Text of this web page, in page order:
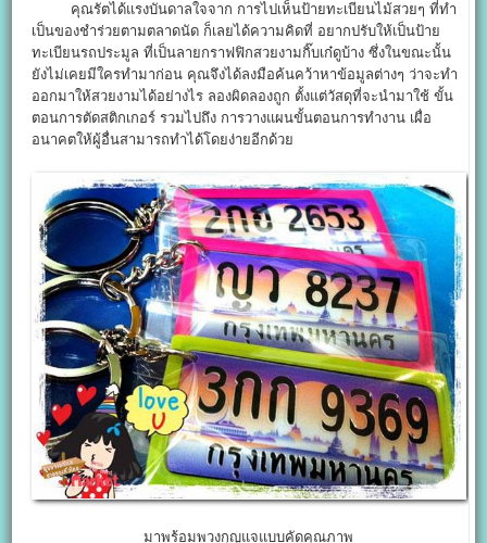
คุณรัตได้แรงบันดาลใจจาก การไปเห็นป้ายทะเบียนไม้สวยๆ ที่ทำ
เป็นของชำร่วยตามตลาดนัด ก็เลยได้ความคิดที่ อยากปรับให้เป็นป้าย
ทะเบียนรถประมูล ที่เป็นลายกราฟฟิกสวยงามกิ๊บเก๋ดูบ้าง ซึ่งในขณะนั้น
ยังไม่เคยมีใครทำมาก่อน คุณจึงได้ลงมือค้นคว้าหาข้อมูลต่างๆ ว่าจะทำ
ออกมาให้สวยงามได้อย่างไร ลองผิดลองถูก ตั้งแต่วัสดุที่จะนำมาใช้ ขั้น
ตอนการตัดสติกเกอร์ รวมไปถึง การวางแผนขั้นตอนการทำงาน เผื่อ
อนาคตให้ผู้อื่นสามารถทำได้โดยง่ายอีกด้วย
มาพร้อมพวงกุญแจแบบคัดคุณภาพ